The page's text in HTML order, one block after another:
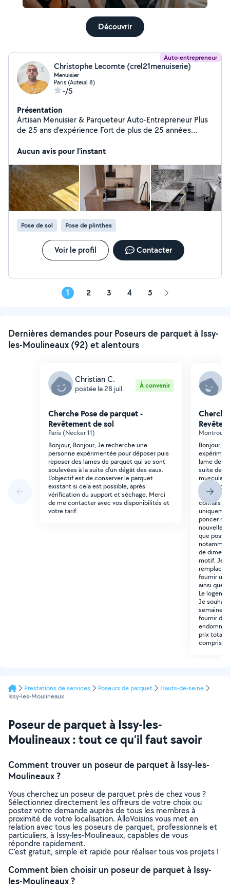
Découvrir
Auto-entrepreneur
Christophe Lecomte (crel21menuiserie)
Menuisier
Paris (Auteuil 8)
-/5
Présentation
Artisan Menuisier & Parqueteur Auto-Entrepreneur Plus
de 25 ans d'expérience Fort de plus de 25 années
intérieur, je mets mon savoir-faire, ma rigueur et mon
soit pour sublimer vos sols ou installer vos
aménagements intérieurs, je m'engage à vous fournir un
travail soigné, durable et réalisé dans les règles de l'art
Pose & Rénovation de Parquets Cuisines & Agencement
Intérieur Pourquoi me faire confiance ? 25+ ans de
métier : Une parfaite maîtrise des techniques
traditionnelles et modernes. À votre écoute : Un
accompagnement personnalisé pour trouver la solution
adaptée à vos besoins et à votre budget. Travail propre
& soigné : Une attention particulière portée aux finitions
Une réponse rapide pour étudier votre projet
Aucun avis pour l'instant
Pose de sol Pose de plinthes
Voir le profil Contacter
1 2 3 4 5 Page
Dernières demandes pour Poseurs de parquet à Issy-
les-Moulineaux (92) et alentours
Christian C.
postée le 28 juil. À convenir
Cherche Pose de parquet -
Revêtement de sol
Paris (Necker 11)
Bonjour, Bonjour, Je recherche une
personne expérimentée pour déposer puis
reposer des lames de parquet qui se sont
soulevées à la suite d'un dégât des eaux.
L'objectif est de conserver le parquet
existant si cela est possible, après
vérification du support et séchage. Merci
de me contacter avec vos disponibilités et
votre tarif.
Bonjour,
lame de
suite de la
cm de
une
connais
poncer ni
nouvelle
que
de
motif. Je
fournir
ainsi que
Le
Je
semaine,
fournir
prix total,
compris,
Prestations de services Poseurs de parquet
Hauts-de-seine
Issy-les-Moulineaux
Poseur de parquet à Issy-les-
Moulineaux : tout ce qu’il faut savoir
Comment trouver un poseur de parquet à Issy-les-
Moulineaux ?
Vous cherchez un poseur de parquet près de chez vous ?
Sélectionnez directement les offreurs de votre choix ou
postez votre demande auprès de tous les membres à
proximité de votre localisation. AlloVoisins vous met en
relation avec tous les poseurs de parquet, professionnels et
particuliers, à Issy-les-Moulineaux, capables de vous
répondre rapidement.
C’est gratuit, simple et rapide pour réaliser tous vos projets !
Comment bien choisir un poseur de parquet à Issy-
les-Moulineaux ?